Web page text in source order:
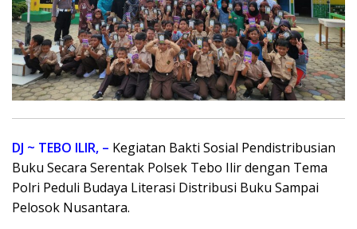
DJ ~ TEBO ILIR, – Kegiatan Bakti Sosial Pendistribusian
Buku Secara Serentak Polsek Tebo Ilir dengan Tema
Polri Peduli Budaya Literasi Distribusi Buku Sampai
Pelosok Nusantara.